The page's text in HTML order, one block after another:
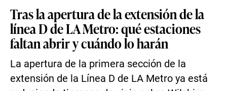
Tras la apertura de la extensión de la
línea D de LA Metro: qué estaciones
faltan abrir y cuándo lo harán
La apertura de la primera sección de la
extensión de la Línea D de LA Metro ya está